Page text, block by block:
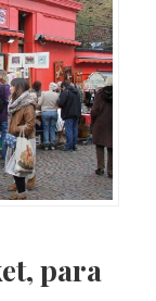
, para